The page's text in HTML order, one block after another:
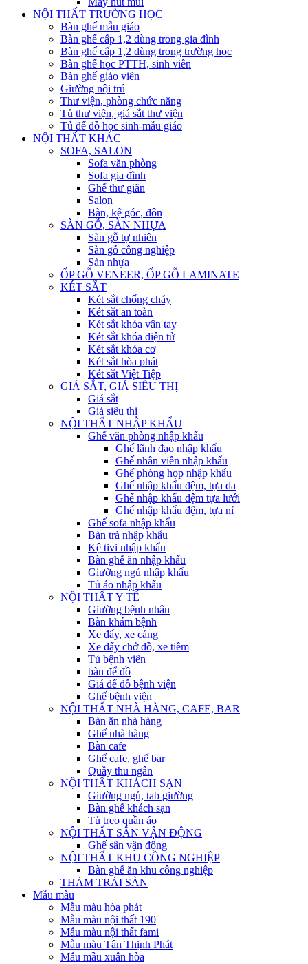
NỘI THẤT TRƯỜNG HỌC
Bàn ghế mẫu giáo
Bàn ghế cấp 1,2 dùng trong gia đình
Bàn ghế cấp 1,2 dùng trong trường học
Bàn ghế học PTTH, sinh viên
Bàn ghế giáo viên
Giường nội trú
Thư viện, phòng chức năng
Tủ thư viện, giá sắt thư viện
Tủ để đồ học sinh-mẫu giáo
NỘI THẤT KHÁC
SOFA, SALON
Sofa văn phòng
Sofa gia đình
Ghế thư giãn
Salon
Bàn, kệ góc, đôn
SÀN GỖ, SÀN NHỰA
Sàn gỗ tự nhiên
Sàn gỗ công nghiệp
Sàn nhựa
ỐP GỖ VENEER, ỐP GỖ LAMINATE
KÉT SẮT
Két sắt chống cháy
Két sắt an toàn
Két sắt khóa vân tay
Két sắt khóa điện tử
Két sắt khóa cơ
Két sắt hòa phát
Két sắt Việt Tiệp
GIÁ SẮT, GIÁ SIÊU THỊ
Giá sắt
Giá siêu thị
NỘI THẤT NHẬP KHẨU
Ghế văn phòng nhập khẩu
Ghế lãnh đạo nhập khẩu
Ghế nhân viên nhập khẩu
Ghế phòng họp nhập khẩu
Ghế nhập khẩu đệm, tựa da
Ghế nhập khẩu đệm tựa lưới
Ghế nhập khẩu đệm, tựa nỉ
Ghế sofa nhập khẩu
Bàn trà nhập khẩu
Kệ tivi nhập khẩu
Bàn ghế ăn nhập khẩu
Giường ngủ nhập khẩu
Tủ áo nhập khẩu
NỘI THẤT Y TẾ
Giường bệnh nhân
Bàn khám bệnh
Xe đẩy, xe cáng
Xe đẩy chở đồ, xe tiêm
Tủ bệnh viên
bàn để đồ
Giá để đồ bệnh viện
Ghế bệnh viện
NỘI THẤT NHÀ HÀNG, CAFE, BAR
Bàn ăn nhà hàng
Ghế nhà hàng
Bàn cafe
Ghế cafe, ghế bar
Quầy thu ngân
NỘI THẤT KHÁCH SẠN
Giường ngủ, tab giường
Bàn ghế khách sạn
Tủ treo quần áo
NỘI THẤT SÂN VẬN ĐỘNG
Ghế sân vận động
NỘI THẤT KHU CÔNG NGHIỆP
Bàn ghế ăn khu công nghiệp
THẢM TRẢI SÀN
Mẫu màu
Mẫu màu hòa phát
Mẫu màu nội thất 190
Mẫu màu nội thất fami
Mẫu màu Tân Thịnh Phát
Mẫu mầu xuân hòa